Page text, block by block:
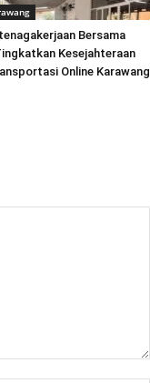
Bersama
Kesejahteraan
Online Karawang